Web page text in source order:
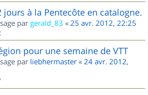
jours à la Pentecôte en catalogne.
par gerald_83 « 25 avr. 2012, 22:25
pour une semaine de VTT
par liebhermaster « 24 avr. 2012,